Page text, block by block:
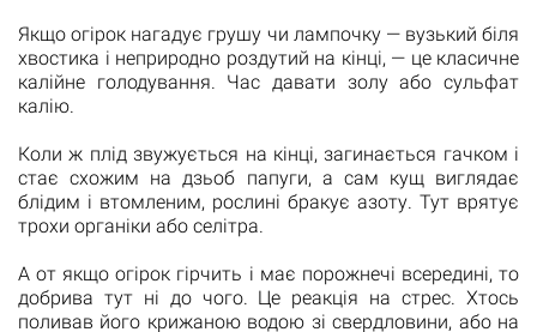
Якщо огірок нагадує грушу чи лампочку — вузький біля
хвостика і неприродно роздутий на кінці, — це класичне
калійне голодування. Час давати золу або сульфат
калію.
Коли ж плід звужується на кінці, загинається гачком і
стає схожим на дзьоб папуги, а сам кущ виглядає
блідим і втомленим, рослині бракує азоту. Тут врятує
трохи органіки або селітра.
А от якщо огірок гірчить і має порожнечі всередині, то
добрива тут ні до чого. Це реакція на стрес. Хтось
поливав його крижаною водою зі свердловини, або на